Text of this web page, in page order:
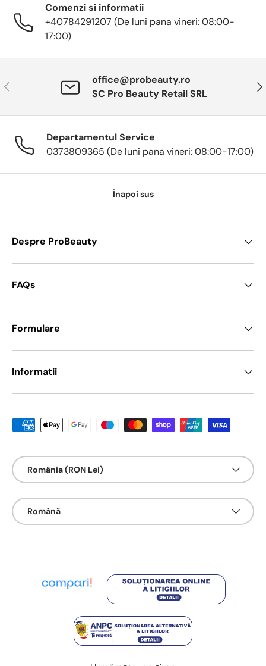
Comenzi si informatii
+40784291207 (De luni pana vineri: 08:00-
17:00)
Anterior
office@probeauty.ro
SC Pro Beauty Retail SRL
Departamentul Service
0373809365 (De luni pana vineri: 08:00-17:00)
Înapoi sus
Despre ProBeauty
FAQs
Formulare
Informatii
Metode de platā acceptate
Țarǎ/Regiune
România (RON Lei)
Limbā
Română